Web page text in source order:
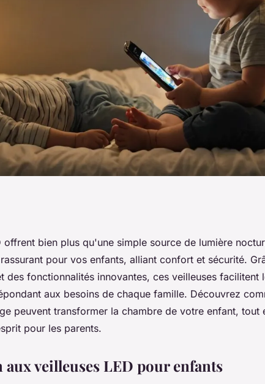
et sécurité
offrent bien plus qu'une simple source de lumière
pour vos enfants, alliant confort et sécurité.
des fonctionnalités innovantes, ces veilleuses facilitent
aux besoins de chaque famille. Découvrez
peuvent transformer la chambre de votre enfant, tout
pour les parents.
veilleuses LED pour enfants